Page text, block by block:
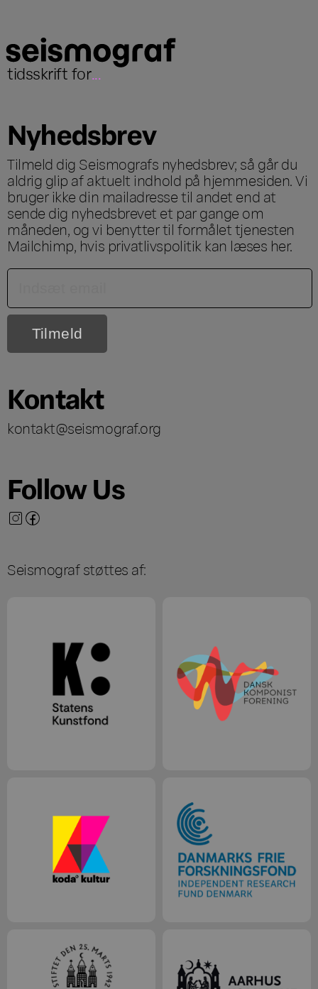
tidsskrift for...
Nyhedsbrev
Tilmeld dig Seismografs nyhedsbrev; så går du
aldrig glip af aktuelt indhold på hjemmesiden. Vi
bruger ikke din mailadresse til andet end at
sende dig nyhedsbrevet et par gange om
måneden, og vi benytter til formålet tjenesten
Mailchimp, hvis privatlivspolitik kan læses her.
Kontakt
kontakt@seismograf.org
Follow Us
Seismograf støttes af: